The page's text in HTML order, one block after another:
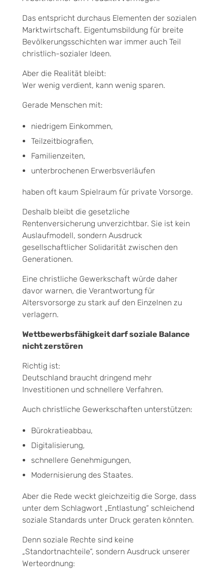
Das entspricht durchaus Elementen der sozialen
Marktwirtschaft. Eigentumsbildung für breite
Bevölkerungsschichten war immer auch Teil
christlich-sozialer Ideen.
Aber die Realität bleibt:
Wer wenig verdient, kann wenig sparen.
Gerade Menschen mit:
niedrigem Einkommen,
Teilzeitbiografien,
Familienzeiten,
unterbrochenen Erwerbsverläufen
haben oft kaum Spielraum für private Vorsorge.
Deshalb bleibt die gesetzliche
Rentenversicherung unverzichtbar. Sie ist kein
Auslaufmodell, sondern Ausdruck
gesellschaftlicher Solidarität zwischen den
Generationen.
Eine christliche Gewerkschaft würde daher
davor warnen, die Verantwortung für
Altersvorsorge zu stark auf den Einzelnen zu
verlagern.
Wettbewerbsfähigkeit darf soziale Balance
nicht zerstören
Richtig ist:
Deutschland braucht dringend mehr
Investitionen und schnellere Verfahren.
Auch christliche Gewerkschaften unterstützen:
Bürokratieabbau,
Digitalisierung,
schnellere Genehmigungen,
Modernisierung des Staates.
Aber die Rede weckt gleichzeitig die Sorge, dass
unter dem Schlagwort „Entlastung“ schleichend
soziale Standards unter Druck geraten könnten.
Denn soziale Rechte sind keine
„Standortnachteile“, sondern Ausdruck unserer
Werteordnung: